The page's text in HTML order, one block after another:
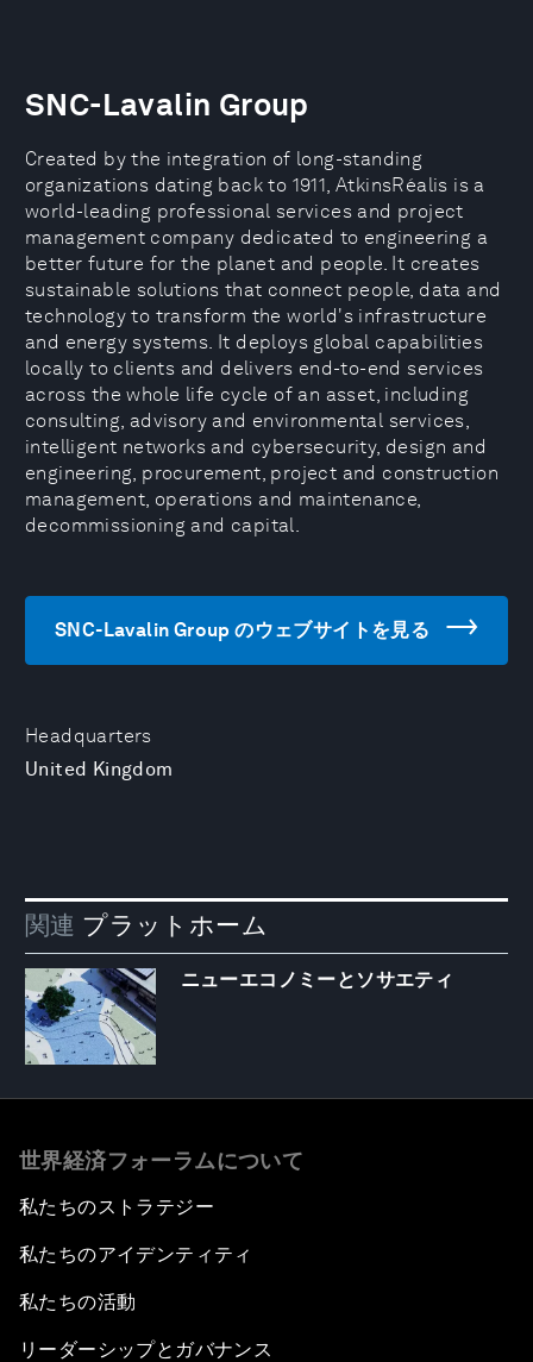
Headquarters
United Kingdom
SNC-Lavalin Group
Created by the integration of long-standing
organizations dating back to 1911, AtkinsRéalis is a
world-leading professional services and project
management company dedicated to engineering a
better future for the planet and people. It creates
sustainable solutions that connect people, data and
technology to transform the world's infrastructure
and energy systems. It deploys global capabilities
locally to clients and delivers end-to-end services
across the whole life cycle of an asset, including
consulting, advisory and environmental services,
intelligent networks and cybersecurity, design and
engineering, procurement, project and construction
management, operations and maintenance,
decommissioning and capital.
SNC-Lavalin Group のウェブサイトを見る
関連 プラットホーム
ニューエコノミーとソサエティ
世界経済フォーラムについて
私たちのストラテジー
私たちのアイデンティティ
私たちの活動
リーダーシップとガバナンス